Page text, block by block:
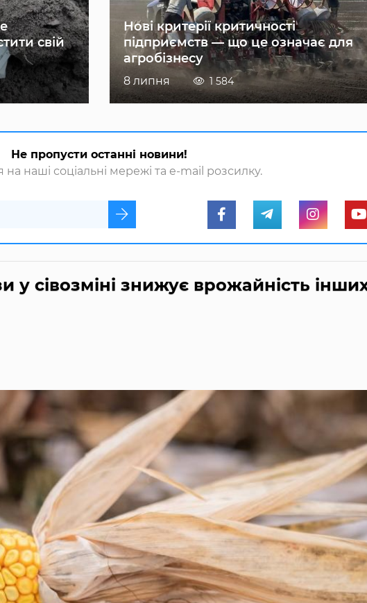
свій
Нові критерії критичності
підприємств — що це означає для
агробізнесу
8 липня 1 584
Не пропусти останні новини!
на наші соціальні мережі та e-mail розсилку.
у сівозміні знижує врожайність